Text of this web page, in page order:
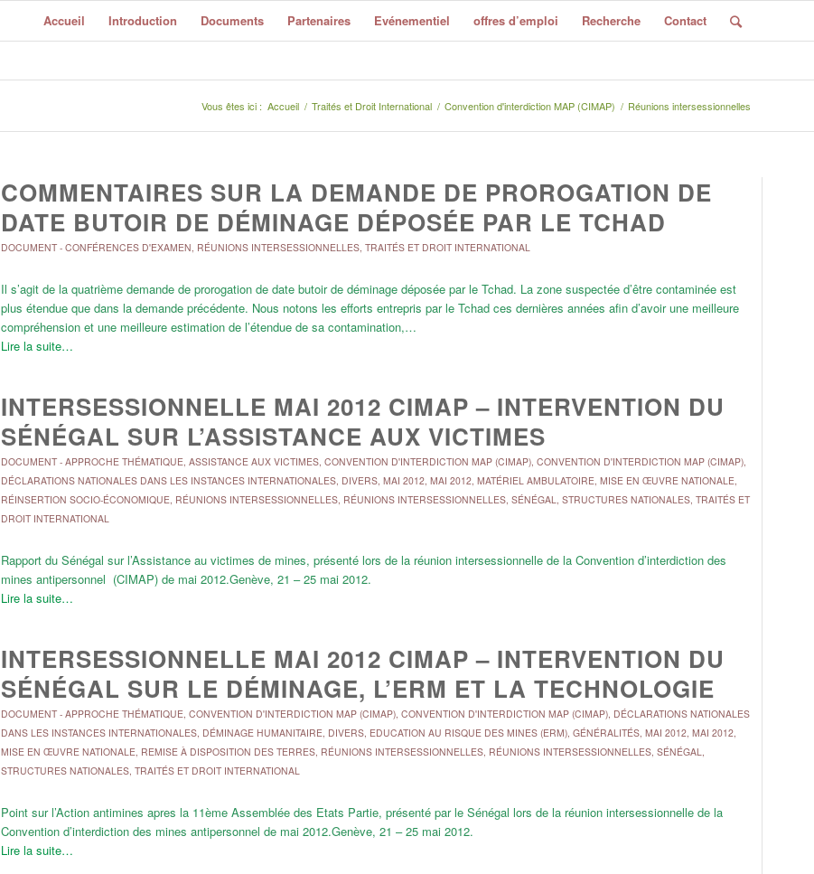
Accueil Introduction Documents Partenaires Evénementiel offres d’emploi Recherche Contact
Vous êtes ici : Accueil / Traités et Droit International / Convention d'interdiction MAP (CIMAP) / Réunions intersessionnelles
COMMENTAIRES SUR LA DEMANDE DE PROROGATION DE
DATE BUTOIR DE DÉMINAGE DÉPOSÉE PAR LE TCHAD
DOCUMENT- CONFÉRENCES D'EXAMEN, RÉUNIONS INTERSESSIONNELLES, TRAITÉS ET DROIT INTERNATIONAL
Il s’agit de la quatrième demande de prorogation de date butoir de déminage déposée par le Tchad. La zone suspectée d’être contaminée est
plus étendue que dans la demande précédente. Nous notons les efforts entrepris par le Tchad ces dernières années afin d’avoir une meilleure
compréhension et une meilleure estimation de l’étendue de sa contamination,…
Lire la suite…
INTERSESSIONNELLE MAI 2012 CIMAP – INTERVENTION DU
SÉNÉGAL SUR L’ASSISTANCE AUX VICTIMES
DOCUMENT- APPROCHE THÉMATIQUE, ASSISTANCE AUX VICTIMES, CONVENTION D'INTERDICTION MAP (CIMAP), CONVENTION D'INTERDICTION MAP (CIMAP),
DÉCLARATIONS NATIONALES DANS LES INSTANCES INTERNATIONALES, DIVERS, MAI 2012, MAI 2012, MATÉRIEL AMBULATOIRE, MISE EN ŒUVRE NATIONALE,
RÉINSERTION SOCIO-ÉCONOMIQUE, RÉUNIONS INTERSESSIONNELLES, RÉUNIONS INTERSESSIONNELLES, SÉNÉGAL, STRUCTURES NATIONALES, TRAITÉS ET
DROIT INTERNATIONAL
Rapport du Sénégal sur l’Assistance au victimes de mines, présenté lors de la réunion intersessionnelle de la Convention d’interdiction des
mines antipersonnel (CIMAP) de mai 2012.Genève, 21 – 25 mai 2012.
Lire la suite…
INTERSESSIONNELLE MAI 2012 CIMAP – INTERVENTION DU
SÉNÉGAL SUR LE DÉMINAGE, L’ERM ET LA TECHNOLOGIE
DOCUMENT- APPROCHE THÉMATIQUE, CONVENTION D'INTERDICTION MAP (CIMAP), CONVENTION D'INTERDICTION MAP (CIMAP), DÉCLARATIONS NATIONALES
DANS LES INSTANCES INTERNATIONALES, DÉMINAGE HUMANITAIRE, DIVERS, EDUCATION AU RISQUE DES MINES (ERM), GÉNÉRALITÉS, MAI 2012, MAI 2012,
MISE EN ŒUVRE NATIONALE, REMISE À DISPOSITION DES TERRES, RÉUNIONS INTERSESSIONNELLES, RÉUNIONS INTERSESSIONNELLES, SÉNÉGAL,
STRUCTURES NATIONALES, TRAITÉS ET DROIT INTERNATIONAL
Point sur l’Action antimines apres la 11ème Assemblée des Etats Partie, présenté par le Sénégal lors de la réunion intersessionnelle de la
Convention d’interdiction des mines antipersonnel de mai 2012.Genève, 21 – 25 mai 2012.
Lire la suite…